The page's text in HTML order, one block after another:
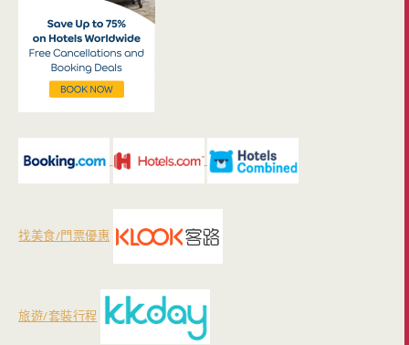
找美食/門票優惠
旅遊/套裝行程